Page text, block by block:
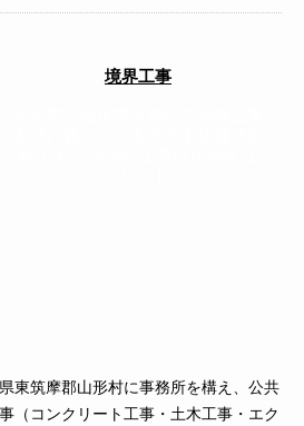
境界工事
東筑摩郡山形村に事務所を構え、公共
（コンクリート工事・土木工事・エク